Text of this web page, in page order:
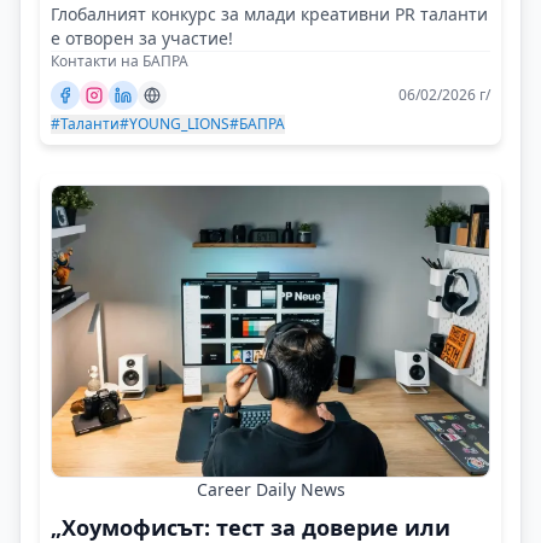
Глобалният конкурс за млади креативни PR таланти
е отворен за участие!
Контакти на БАПРА
06/02/2026 г/
#Таланти#YOUNG_LIONS#БАПРА
Career Daily News
„Хоумофисът: тест за доверие или